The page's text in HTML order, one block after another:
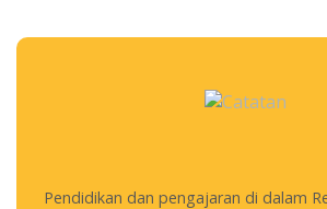
Pendidikan dan pengajaran di dalam